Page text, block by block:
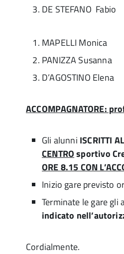
DE STEFANO
MAPELLI
PANIZZA
D’AGOSTINO
ACCOMPAGNATORE:
Gli alunni ISCRITTI
CENTROsportivo
ORE 8.15 CON
Inizio gare previsto
Terminate le gare gli
indicato
Cordialmente.